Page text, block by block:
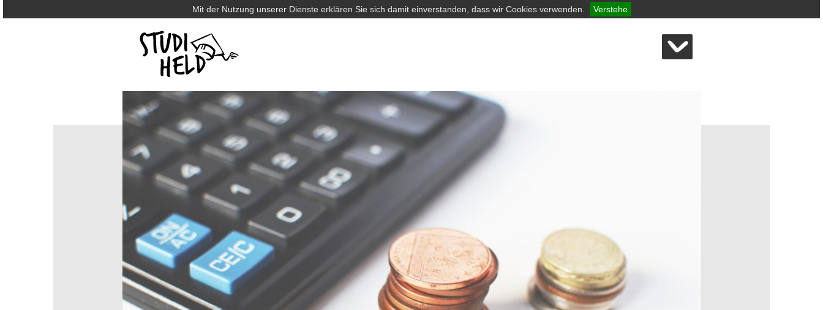
Mit der Nutzung unserer Dienste erklären Sie sich damit einverstanden, dass wir Cookies verwenden. Verstehe